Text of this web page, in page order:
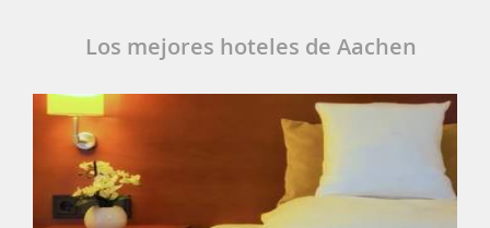
Los mejores hoteles de Aachen